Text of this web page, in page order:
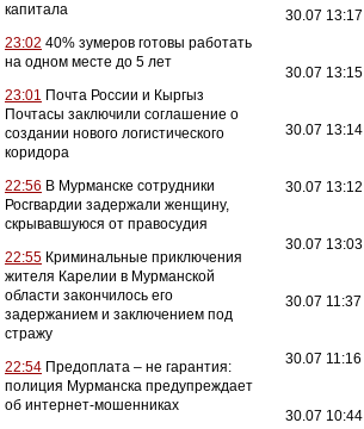
капитала
23:02 40% зумеров готовы работать
на одном месте до 5 лет
23:01 Почта России и Кыргыз
Почтасы заключили соглашение о
создании нового логистического
коридора
22:56 В Мурманске сотрудники
Росгвардии задержали женщину,
скрывавшуюся от правосудия
22:55 Криминальные приключения
жителя Карелии в Мурманской
области закончилось его
задержанием и заключением под
стражу
22:54 Предоплата – не гарантия:
полиция Мурманска предупреждает
об интернет-мошенниках
30.07 13:17
30.07 13:15
30.07 13:14
30.07 13:12
30.07 13:03
30.07 11:37
30.07 11:16
30.07 10:44